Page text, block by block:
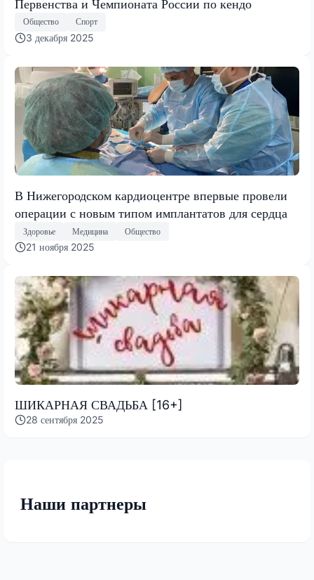
Первенства и Чемпионата России по кендо
Общество Спорт
3 декабря 2025
В Нижегородском кардиоцентре впервые провели
операции с новым типом имплантатов для сердца
Здоровье Медицина Общество
21 ноября 2025
ШИКАРНАЯ СВАДЬБА [16+]
28 сентября 2025
Наши партнеры